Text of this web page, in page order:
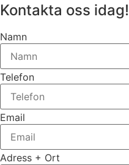
Kontakta oss idag!
Namn
Telefon
Email
Adress + Ort